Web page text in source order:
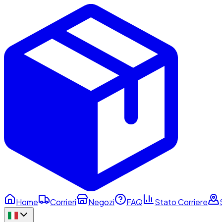
Home Corrieri Negozi FAQ Stato Corriere